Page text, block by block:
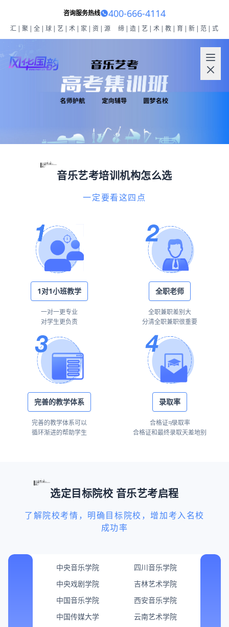
咨询服务热线 400-666-4114
汇|聚|全|球|艺|术|家|资|源 缔|造|艺|术|教|育|新|范|式
音乐艺考培训机构怎么选
一定要看这四点
1对1小班教学
一对一更专业
对学生更负责
全职老师
全职兼职差别大
分清全职兼职很重要
完善的教学体系
完善的教学体系可以
循环渐进的帮助学生
录取率
合格证≠录取率
合格证和最终录取天差地别
选定目标院校 音乐艺考启程
了解院校考情，明确目标院校，增加考入名校
成功率
中央音乐学院
四川音乐学院
中央戏剧学院
吉林艺术学院
中国音乐学院
西安音乐学院
中国传媒大学
云南艺术学院